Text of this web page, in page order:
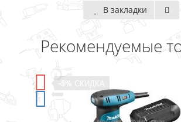
В закладки
Рекомендуемые
-5%